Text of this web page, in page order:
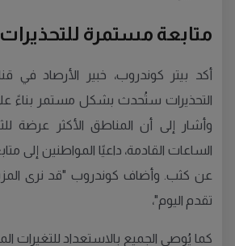
متابعة مستمرة للتحذيرات
التحذيرات ستُحدث بشكل مستمر بناءً
وأشار إلى أن المناطق الأكثر عرضة
الساعات القادمة، داعيًا المواطنين إلى
عن كثب. وأضاف كوندروب "قد نرى
تقدم اليوم"،
كما يُوصى الجميع بالاستعداد للتغيرات